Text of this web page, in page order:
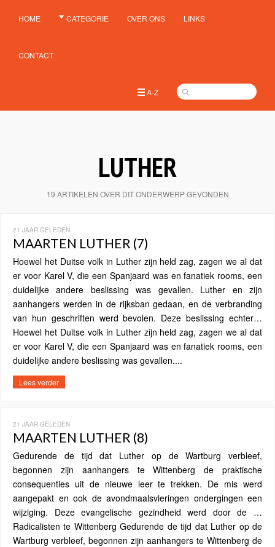
HOME CATEGORIE OVER ONS LINKS
CONTACT
A-Z
LUTHER
19 ARTIKELEN OVER DIT ONDERWERP GEVONDEN
21 JAAR GELEDEN
MAARTEN LUTHER (7)
Hoewel het Duitse volk in Luther zijn held zag, zagen we al dat
er voor Karel V, die een Spanjaard was en fanatiek rooms, een
duidelijke andere beslissing was gevallen. Luther en zijn
aanhangers werden in de rijksban gedaan, en de verbranding
van hun geschriften werd bevolen. Deze beslissing echter…
Hoewel het Duitse volk in Luther zijn held zag, zagen we al dat
er voor Karel V, die een Spanjaard was en fanatiek rooms, een
duidelijke andere beslissing was gevallen....
Lees verder
21 JAAR GELEDEN
MAARTEN LUTHER (8)
Gedurende de tijd dat Luther op de Wartburg verbleef,
begonnen zijn aanhangers te Wittenberg de praktische
consequenties uit de nieuwe leer te trekken. De mis werd
aangepakt en ook de avondmaalsvieringen ondergingen een
wijziging. Deze evangelische gezindheid werd door de …
Radicalisten te Wittenberg Gedurende de tijd dat Luther op de
Wartburg verbleef, begonnen zijn aanhangers te Wittenberg de